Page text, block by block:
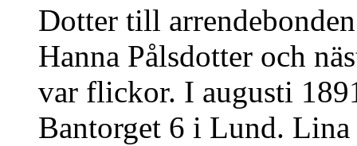
Dotter till
Hanna Pålsdotter och
var flickor. I augusti
Bantorget 6 i Lund.